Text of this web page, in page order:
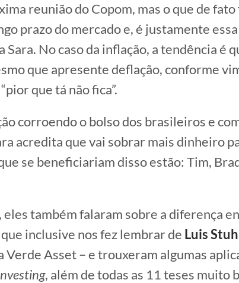
reunião do Copom, mas o que de fato
prazo do mercado e, é justamente
Sara. No caso da inflação, a tendência é
que apresente deflação, conforme
que tá não fica”.
corroendo o bolso dos brasileiros e
acredita que vai sobrar mais dinheiro
se beneficiariam disso estão: Tim,
eles também falaram sobre a diferença
inclusive nos fez lembrar de Luis
Verde Asset – e trouxeram algumas
, além de todas as 11 teses muito